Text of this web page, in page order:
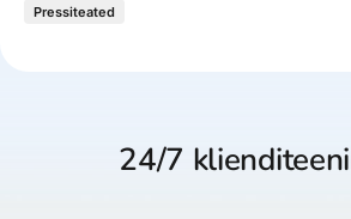
Pressiteated
24/7